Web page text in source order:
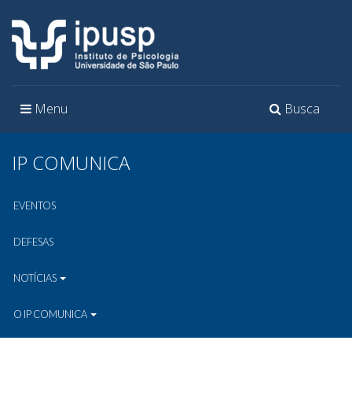
Toggle
Busca
Toggle
Menu
IP COMUNICA
EVENTOS
DEFESAS
NOTÍCIAS
O IP COMUNICA